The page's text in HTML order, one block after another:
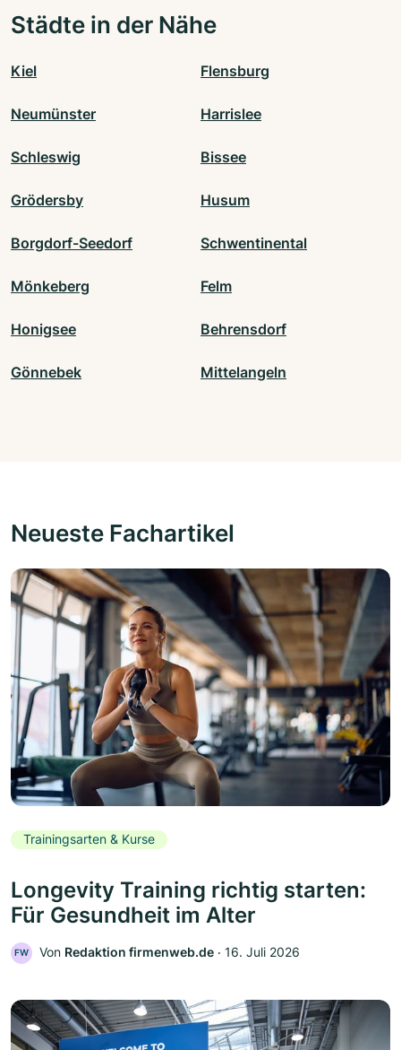
Städte in der Nähe
Kiel Flensburg
Neumünster Harrislee
Schleswig Bissee
Grödersby Husum
Borgdorf-Seedorf Schwentinental
Mönkeberg Felm
Honigsee Behrensdorf
Gönnebek Mittelangeln
Neueste Fachartikel
Trainingsarten & Kurse
Longevity Training richtig starten:
Für Gesundheit im Alter
FW Von Redaktion firmenweb.de ‧ 16. Juli 2026